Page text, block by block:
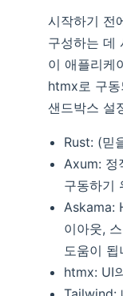
시작하기 전
구성하는 데
이 애플리케
htmx로 구
샌드박스 설
Rust: (믿
Axum: 정
구동하기
Askama:
이아웃,
도움이 됩
htmx: UI